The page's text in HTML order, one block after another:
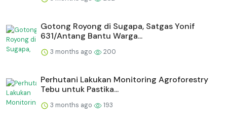
Gotong Royong di Sugapa, Satgas Yonif
631/Antang Bantu Warga...
3 months ago 200
Perhutani Lakukan Monitoring Agroforestry
Tebu untuk Pastika...
3 months ago 193